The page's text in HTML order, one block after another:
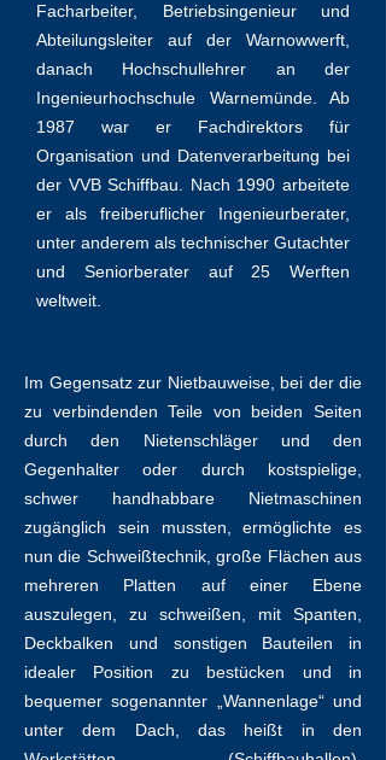
Facharbeiter, Betriebsingenieur und
Abteilungsleiter auf der Warnowwerft,
danach Hochschullehrer an der
Ingenieurhochschule Warnemünde. Ab
1987 war er Fachdirektors für
Organisation und Datenverarbeitung bei
der VVB Schiffbau. Nach 1990 arbeitete
er als freiberuflicher Ingenieurberater,
unter anderem als technischer Gutachter
und Seniorberater auf 25 Werften
weltweit.
Im Gegensatz zur Nietbauweise, bei der die
zu verbindenden Teile von beiden Seiten
durch den Nietenschläger und den
Gegenhalter oder durch kostspielige,
schwer handhabbare Nietmaschinen
zugänglich sein mussten, ermöglichte es
nun die Schweißtechnik, große Flächen aus
mehreren Platten auf einer Ebene
auszulegen, zu schweißen, mit Spanten,
Deckbalken und sonstigen Bauteilen in
idealer Position zu bestücken und in
bequemer sogenannter „Wannenlage“ und
unter dem Dach, das heißt in den